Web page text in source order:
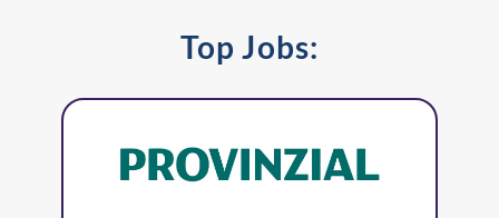
Top Jobs: